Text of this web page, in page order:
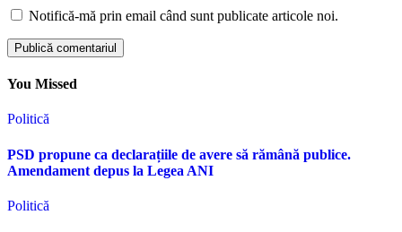
Notifică-mă prin email când sunt publicate articole noi.
You Missed
Politică
PSD propune ca declarațiile de avere să rămână publice.
Amendament depus la Legea ANI
Politică